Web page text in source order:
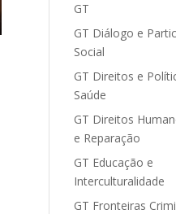
GT
GT Diálogo e
Social
GT Direitos e
Saúde
GT Direitos
e Reparação
GT Educação e
Interculturalidade
GT Fronteiras